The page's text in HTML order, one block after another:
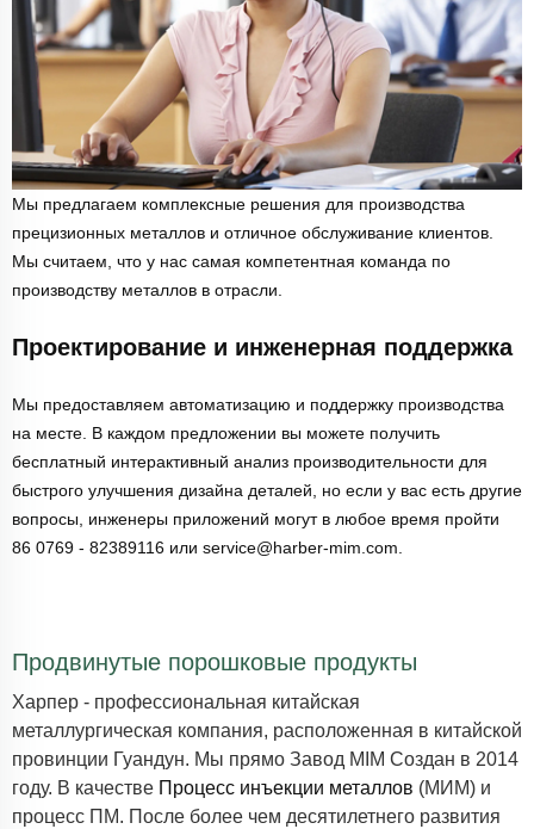
Мы предлагаем комплексные решения для производства
прецизионных металлов и отличное обслуживание клиентов.
Мы считаем, что у нас самая компетентная команда по
производству металлов в отрасли.
Проектирование и инженерная поддержка
Мы предоставляем автоматизацию и поддержку производства
на месте. В каждом предложении вы можете получить
бесплатный интерактивный анализ производительности для
быстрого улучшения дизайна деталей, но если у вас есть другие
вопросы, инженеры приложений могут в любое время пройти
86 0769 - 82389116 или service@harber-mim.com.
Продвинутые порошковые продукты
Харпер - профессиональная китайская
металлургическая компания, расположенная в китайской
провинции Гуандун. Мы прямо Завод MIM Создан в 2014
году. В качестве Процесс инъекции металлов (МИМ) и
процесс ПМ. После более чем десятилетнего развития